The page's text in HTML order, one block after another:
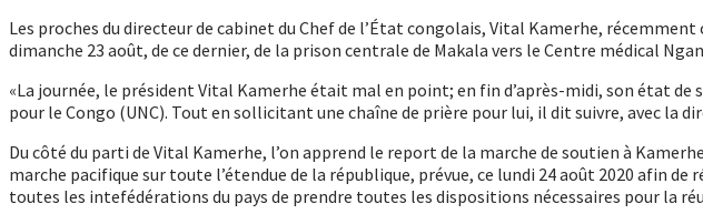
Les proches du directeur de cabinet du Chef de l’État congolais, Vital Kamerhe,
dimanche 23 août, de ce dernier, de la prison centrale de Makala vers le Centre médical
«La journée, le président Vital Kamerhe était mal en point; en fin d’après-midi, son état
pour le Congo (UNC). Tout en sollicitant une chaîne de prière pour lui, il dit suivre, avec la
Du côté du parti de Vital Kamerhe, l’on apprend le report de la marche de soutien à
marche pacifique sur toute l’étendue de la république, prévue, ce lundi 24 août 2020 afin
toutes les intefédérations du pays de prendre toutes les dispositions nécessaires pour la